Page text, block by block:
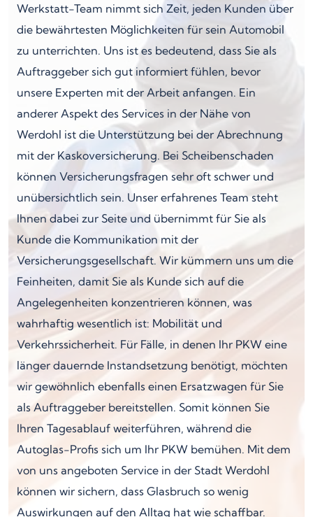
Werkstatt-Team nimmt sich Zeit, jeden Kunden über
die bewährtesten Möglichkeiten für sein Automobil
zu unterrichten. Uns ist es bedeutend, dass Sie als
Auftraggeber sich gut informiert fühlen, bevor
unsere Experten mit der Arbeit anfangen. Ein
anderer Aspekt des Services in der Nähe von
Werdohl ist die Unterstützung bei der Abrechnung
mit der Kaskoversicherung. Bei Scheibenschaden
können Versicherungsfragen sehr oft schwer und
unübersichtlich sein. Unser erfahrenes Team steht
Ihnen dabei zur Seite und übernimmt für Sie als
Kunde die Kommunikation mit der
Versicherungsgesellschaft. Wir kümmern uns um die
Feinheiten, damit Sie als Kunde sich auf die
Angelegenheiten konzentrieren können, was
wahrhaftig wesentlich ist: Mobilität und
Verkehrssicherheit. Für Fälle, in denen Ihr PKW eine
länger dauernde Instandsetzung benötigt, möchten
wir gewöhnlich ebenfalls einen Ersatzwagen für Sie
als Auftraggeber bereitstellen. Somit können Sie
Ihren Tagesablauf weiterführen, während die
Autoglas-Profis sich um Ihr PKW bemühen. Mit dem
von uns angeboten Service in der Stadt Werdohl
können wir sichern, dass Glasbruch so wenig
Auswirkungen auf den Alltag hat wie schaffbar.